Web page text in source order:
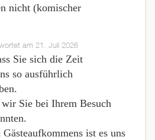
nicht (komischer
am 21. Juli 2026
Sie sich die Zeit
so ausführlich
Sie bei Ihrem Besuch
ist es uns